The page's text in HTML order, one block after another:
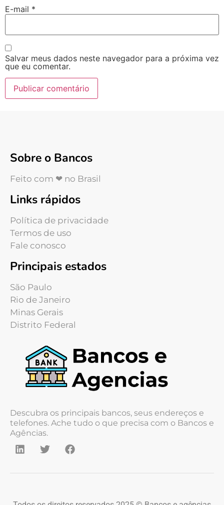
E-mail *
Salvar meus dados neste navegador para a próxima vez
que eu comentar.
Sobre o Bancos
Feito com ❤ no Brasil
Links rápidos
Política de privacidade
Termos de uso
Fale conosco
Principais estados
São Paulo
Rio de Janeiro
Minas Gerais
Distrito Federal
Descubra os principais bancos, seus endereços e
telefones. Ache tudo o que precisa com o Bancos e
Agências.